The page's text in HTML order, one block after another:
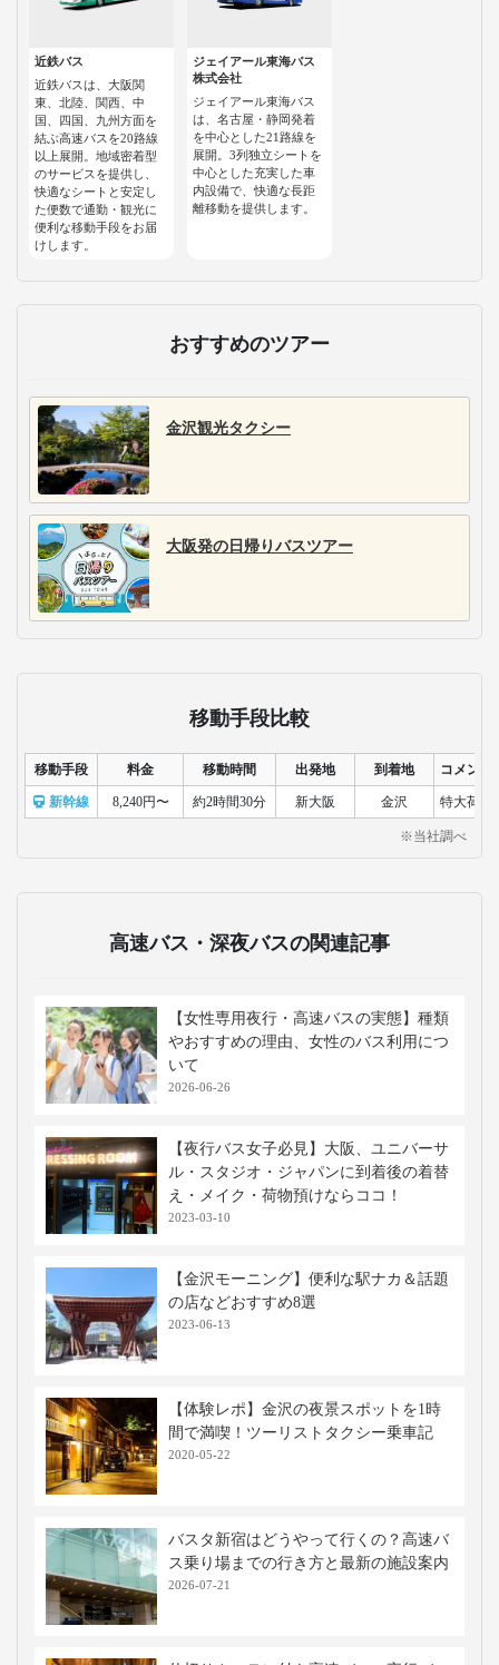
近鉄バス
近鉄バスは、大阪関
東、北陸、関西、中
国、四国、九州方面を
結ぶ高速バスを20路線
以上展開。地域密着型
のサービスを提供し、
快適なシートと安定し
た便数で通勤・観光に
便利な移動手段をお届
けします。
ジェイアール東海バス
株式会社
ジェイアール東海バス
は、名古屋・静岡発着
を中心とした21路線を
展開。3列独立シートを
中心とした充実した車
内設備で、快適な長距
離移動を提供します。
おすすめのツアー
金沢観光タクシー
大阪発の日帰りバスツアー
移動手段比較
移動手段 料金 移動時間 出発地 到着地 コメント
新幹線 8,240円〜 約2時間30分 新大阪 金沢 特大荷物
※当社調べ
高速バス・深夜バスの関連記事
【女性専用夜行・高速バスの実態】種類
やおすすめの理由、女性のバス利用につ
いて
2026-06-26
【夜行バス女子必見】大阪、ユニバーサ
ル・スタジオ・ジャパンに到着後の着替
え・メイク・荷物預けならココ！
2023-03-10
【金沢モーニング】便利な駅ナカ＆話題
の店などおすすめ8選
2023-06-13
【体験レポ】金沢の夜景スポットを1時
間で満喫！ツーリストタクシー乗車記
2020-05-22
バスタ新宿はどうやって行くの？高速バ
ス乗り場までの行き方と最新の施設案内
2026-07-21